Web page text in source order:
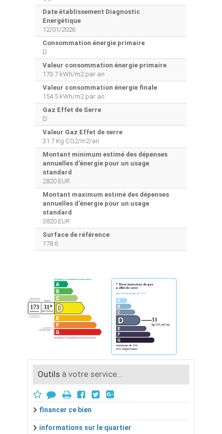
Date établissement Diagnostic
Energétique
12/01/2026
Consommation énergie primaire
D
Valeur consommation énergie primaire
173.7 kWh/m2 par an
Valeur consommation énergie finale
154.5 kWh/m2 par an
Gaz Effet de Serre
D
Valeur Gaz Effet de serre
31.7 Kg CO2/m2/an
Montant minimum estimé des dépenses
annuelles d'énergie pour un usage
standard
2820 EUR
Montant maximum estimé des dépenses
annuelles d'énergie pour un usage
standard
3820 EUR
Surface de référence
178.6
Outils à votre service...
financer ce bien
informations sur le quartier